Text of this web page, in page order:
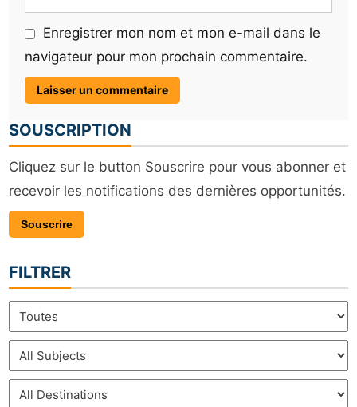
Enregistrer mon nom et mon e-mail dans le
navigateur pour mon prochain commentaire.
SOUSCRIPTION
Cliquez sur le button Souscrire pour vous abonner et
recevoir les notifications des dernières opportunités.
Souscrire
FILTRER